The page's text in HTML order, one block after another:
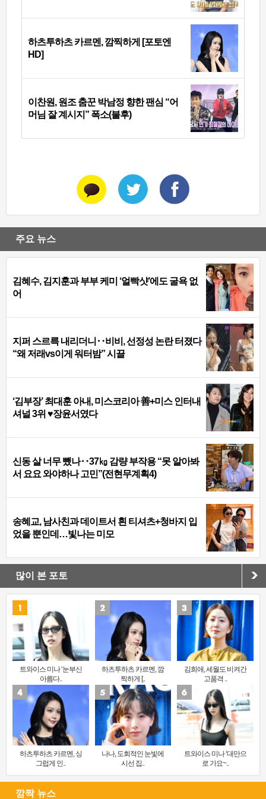
하츠투하츠 카르멘, 깜찍하게 [포토엔
HD]
이찬원, 원조 춤꾼 박남정 향한 팬심 “어
머님 잘 계시지” 폭소(불후)
주요 뉴스
김혜수, 김지훈과 부부 케미 ‘얼빡샷’에도 굴욕 없
어
지퍼 스르륵 내리더니‥비비, 선정성 논란 터졌다
“왜 저래vs이게 워터밤” 시끌
‘김부장’ 최대훈 아내, 미스코리아 善+미스 인터내
셔널 3위 ♥장윤서였다
신동 살 너무 뺐나‥37㎏ 감량 부작용 “못 알아봐
서 요요 와야하나 고민”(전현무계획4)
송혜교, 남사친과 데이트서 흰 티셔츠+청바지 입
었을 뿐인데…빛나는 미모
많이 본 포토
트와이스 미나 ‘눈부신
아름다..
하츠투하츠 카르멘, 깜
찍하게 [..
김희애, 세월도 비켜간
고품격 ..
하츠투하츠 카르멘, 싱
그럽게 인..
나나, 도회적인 눈빛에
시선 집..
트와이스 미나 ‘대만으
로 가요~..
깜짝 뉴스